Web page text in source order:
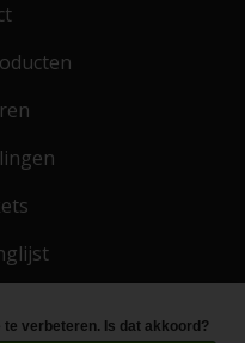
verbeteren. Is dat akkoord?